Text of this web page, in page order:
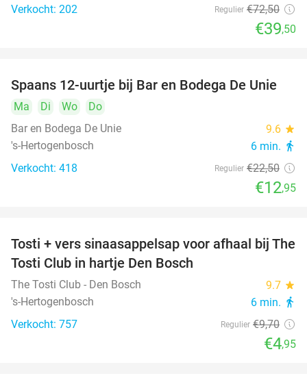
Verkocht: 202 Regulier €72,50
€39,50
42%
Spaans 12-uurtje bij Bar en Bodega De Unie
Ma Di Wo
Do
Bar en Bodega De Unie
9.6 star
's-Hertogenbosch 6 min. directions_walk
Verkocht: 418 Regulier €22,50
€12,95
49%
Tosti + vers sinaasappelsap voor afhaal bij The
Tosti Club in hartje Den Bosch
The Tosti Club - Den Bosch 9.7 star
's-Hertogenbosch 6 min. directions_walk
Verkocht: 757 Regulier €9,70
€4,95